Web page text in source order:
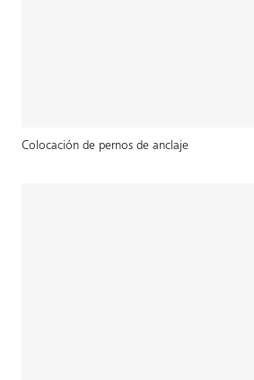
Colocación de pernos de anclaje